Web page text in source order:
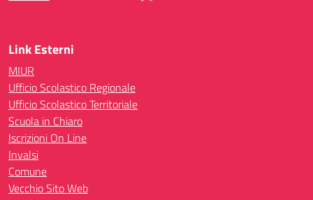
Link Esterni
MIUR
Ufficio Scolastico Regionale
Ufficio Scolastico Territoriale
Scuola in Chiaro
Iscrizioni On Line
Invalsi
Comune
Vecchio Sito Web